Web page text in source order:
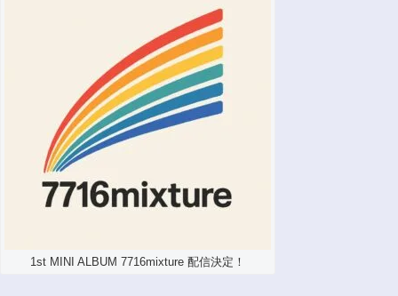
1st MINI ALBUM 7716mixture 配信決定！